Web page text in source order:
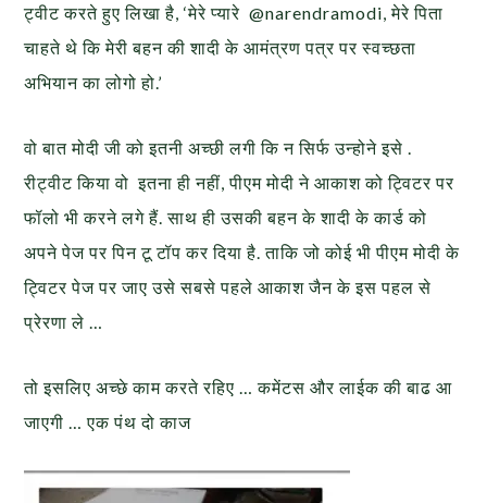
ट्वीट करते हुए लिखा है, ‘मेरे प्यारे @narendramodi, मेरे पिता
चाहते थे कि मेरी बहन की शादी के आमंत्रण पत्र पर स्वच्छता
अभियान का लोगो हो.’
वो बात मोदी जी को इतनी अच्छी लगी कि न सिर्फ उन्होने इसे .
रीट्वीट किया वो इतना ही नहीं, पीएम मोदी ने आकाश को ट्विटर पर
फॉलो भी करने लगे हैं. साथ ही उसकी बहन के शादी के कार्ड को
अपने पेज पर पिन टू टॉप कर दिया है. ताकि जो कोई भी पीएम मोदी के
ट्विटर पेज पर जाए उसे सबसे पहले आकाश जैन के इस पहल से
प्रेरणा ले …
तो इसलिए अच्छे काम करते रहिए … कमेंटस और लाईक की बाढ आ
जाएगी … एक पंथ दो काज